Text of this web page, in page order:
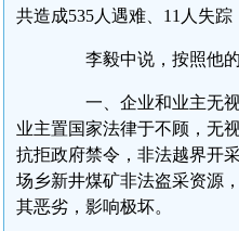
共造成535人遇难、11人失
李毅中说，按照他的
一、企业和业主无视
业主置国家法律于不顾，无
抗拒政府禁令，非法越界开
场乡新井煤矿非法盗采资源
其恶劣，影响极坏。